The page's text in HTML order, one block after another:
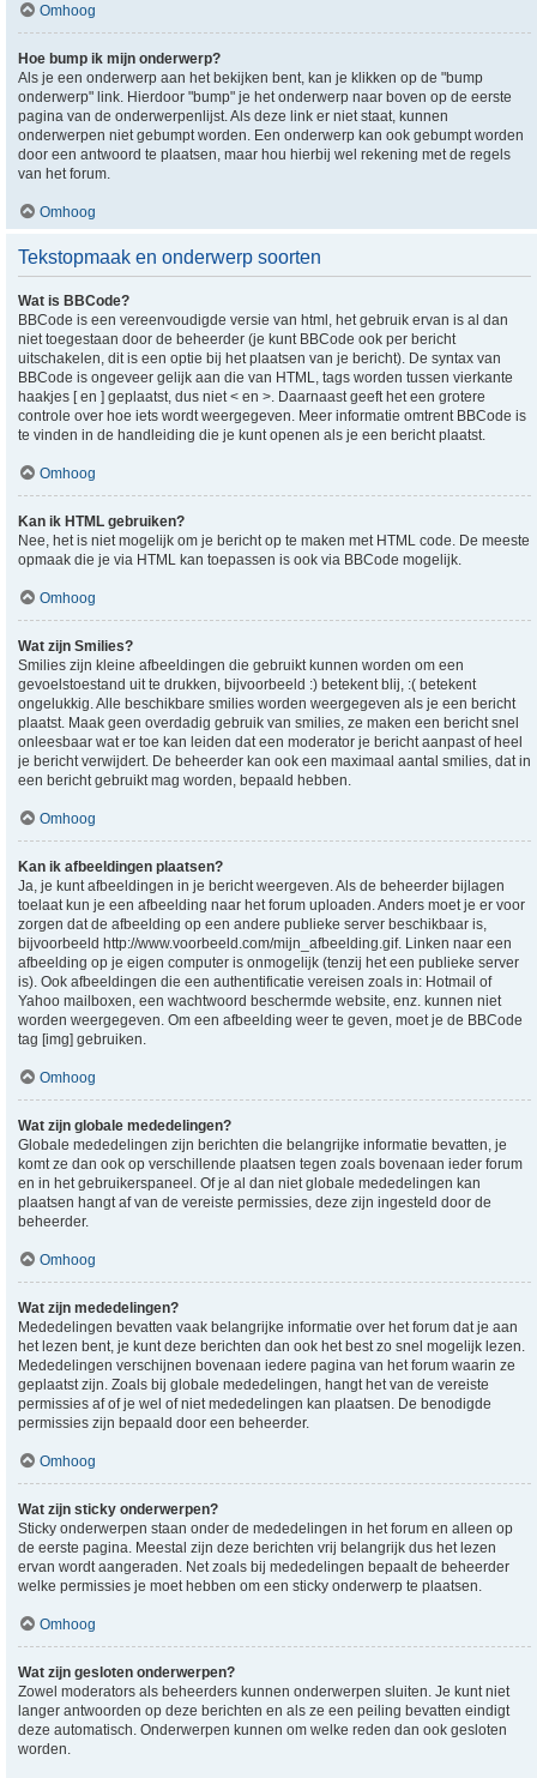
Omhoog
Hoe bump ik mijn onderwerp?
Als je een onderwerp aan het bekijken bent, kan je klikken op de "bump
onderwerp" link. Hierdoor "bump" je het onderwerp naar boven op de eerste
pagina van de onderwerpenlijst. Als deze link er niet staat, kunnen
onderwerpen niet gebumpt worden. Een onderwerp kan ook gebumpt worden
door een antwoord te plaatsen, maar hou hierbij wel rekening met de regels
van het forum.
Omhoog
Tekstopmaak en onderwerp soorten
Wat is BBCode?
BBCode is een vereenvoudigde versie van html, het gebruik ervan is al dan
niet toegestaan door de beheerder (je kunt BBCode ook per bericht
uitschakelen, dit is een optie bij het plaatsen van je bericht). De syntax van
BBCode is ongeveer gelijk aan die van HTML, tags worden tussen vierkante
haakjes [ en ] geplaatst, dus niet < en >. Daarnaast geeft het een grotere
controle over hoe iets wordt weergegeven. Meer informatie omtrent BBCode is
te vinden in de handleiding die je kunt openen als je een bericht plaatst.
Omhoog
Kan ik HTML gebruiken?
Nee, het is niet mogelijk om je bericht op te maken met HTML code. De meeste
opmaak die je via HTML kan toepassen is ook via BBCode mogelijk.
Omhoog
Wat zijn Smilies?
Smilies zijn kleine afbeeldingen die gebruikt kunnen worden om een
gevoelstoestand uit te drukken, bijvoorbeeld :) betekent blij, :( betekent
ongelukkig. Alle beschikbare smilies worden weergegeven als je een bericht
plaatst. Maak geen overdadig gebruik van smilies, ze maken een bericht snel
onleesbaar wat er toe kan leiden dat een moderator je bericht aanpast of heel
je bericht verwijdert. De beheerder kan ook een maximaal aantal smilies, dat in
een bericht gebruikt mag worden, bepaald hebben.
Omhoog
Kan ik afbeeldingen plaatsen?
Ja, je kunt afbeeldingen in je bericht weergeven. Als de beheerder bijlagen
toelaat kun je een afbeelding naar het forum uploaden. Anders moet je er voor
zorgen dat de afbeelding op een andere publieke server beschikbaar is,
bijvoorbeeld http://www.voorbeeld.com/mijn_afbeelding.gif. Linken naar een
afbeelding op je eigen computer is onmogelijk (tenzij het een publieke server
is). Ook afbeeldingen die een authentificatie vereisen zoals in: Hotmail of
Yahoo mailboxen, een wachtwoord beschermde website, enz. kunnen niet
worden weergegeven. Om een afbeelding weer te geven, moet je de BBCode
tag [img] gebruiken.
Omhoog
Wat zijn globale mededelingen?
Globale mededelingen zijn berichten die belangrijke informatie bevatten, je
komt ze dan ook op verschillende plaatsen tegen zoals bovenaan ieder forum
en in het gebruikerspaneel. Of je al dan niet globale mededelingen kan
plaatsen hangt af van de vereiste permissies, deze zijn ingesteld door de
beheerder.
Omhoog
Wat zijn mededelingen?
Mededelingen bevatten vaak belangrijke informatie over het forum dat je aan
het lezen bent, je kunt deze berichten dan ook het best zo snel mogelijk lezen.
Mededelingen verschijnen bovenaan iedere pagina van het forum waarin ze
geplaatst zijn. Zoals bij globale mededelingen, hangt het van de vereiste
permissies af of je wel of niet mededelingen kan plaatsen. De benodigde
permissies zijn bepaald door een beheerder.
Omhoog
Wat zijn sticky onderwerpen?
Sticky onderwerpen staan onder de mededelingen in het forum en alleen op
de eerste pagina. Meestal zijn deze berichten vrij belangrijk dus het lezen
ervan wordt aangeraden. Net zoals bij mededelingen bepaalt de beheerder
welke permissies je moet hebben om een sticky onderwerp te plaatsen.
Omhoog
Wat zijn gesloten onderwerpen?
Zowel moderators als beheerders kunnen onderwerpen sluiten. Je kunt niet
langer antwoorden op deze berichten en als ze een peiling bevatten eindigt
deze automatisch. Onderwerpen kunnen om welke reden dan ook gesloten
worden.